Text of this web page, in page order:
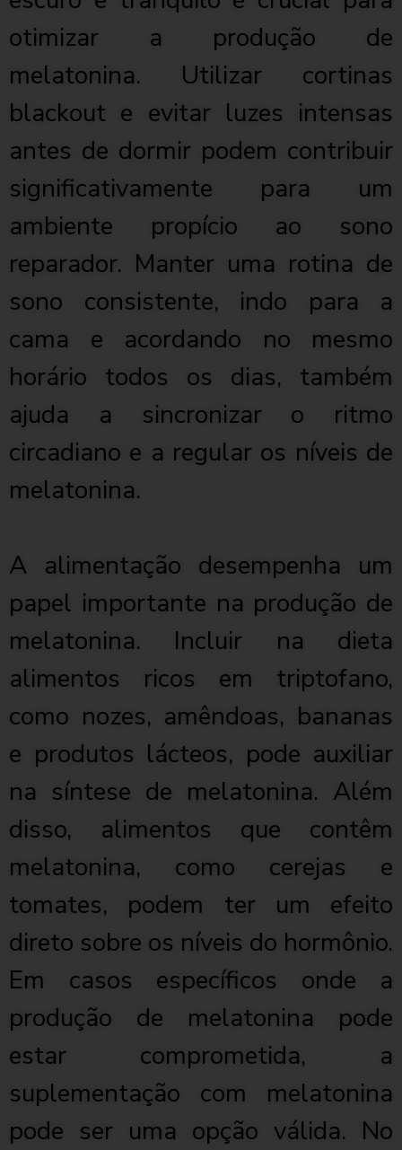
otimizar a produção de
melatonina. Utilizar cortinas
blackout e evitar luzes intensas
antes de dormir podem contribuir
significativamente para um
ambiente propício ao sono
reparador. Manter uma rotina de
sono consistente, indo para a
cama e acordando no mesmo
horário todos os dias, também
ajuda a sincronizar o ritmo
circadiano e a regular os níveis de
melatonina.
A alimentação desempenha um
papel importante na produção de
melatonina. Incluir na dieta
alimentos ricos em triptofano,
como nozes, amêndoas, bananas
e produtos lácteos, pode auxiliar
na síntese de melatonina. Além
disso, alimentos que contêm
melatonina, como cerejas e
tomates, podem ter um efeito
direto sobre os níveis do hormônio.
Em casos específicos onde a
produção de melatonina pode
estar comprometida, a
suplementação com melatonina
pode ser uma opção válida. No